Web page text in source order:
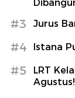
#3 Jurus
#4 Istana
#5
LRT
Agustus!